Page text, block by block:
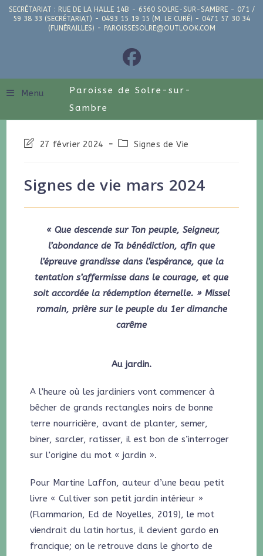
SECRÉTARIAT : RUE DE LA HALLE 14B - 6560 SOLRE-SUR-SAMBRE - 071 /
59 38 33 (SECRÉTARIAT) - 0493 15 19 15 (M. LE CURÉ) - 0471 57 30 34
(FUNÉRAILLES) - PAROISSESOLRE@OUTLOOK.COM
Menu
Paroisse de Solre-sur-
Sambre
27 février 2024 Signes de Vie
Signes de vie mars 2024
« Que descende sur Ton peuple, Seigneur,
l’abondance de Ta bénédiction, afin que
l’épreuve grandisse dans l’espérance, que la
tentation s’affermisse dans le courage, et que
soit accordée la rédemption éternelle. » Missel
romain, prière sur le peuple du 1er dimanche
carême
Au jardin.
A l’heure où les jardiniers vont commencer à
bêcher de grands rectangles noirs de bonne
terre nourricière, avant de planter, semer,
biner, sarcler, ratisser, il est bon de s’interroger
sur l’origine du mot « jardin ».
Pour Martine Laffon, auteur d’une beau petit
livre « Cultiver son petit jardin intérieur »
(Flammarion, Ed de Noyelles, 2019), le mot
viendrait du latin hortus, il devient gardo en
francique; on le retrouve dans le ghorto de